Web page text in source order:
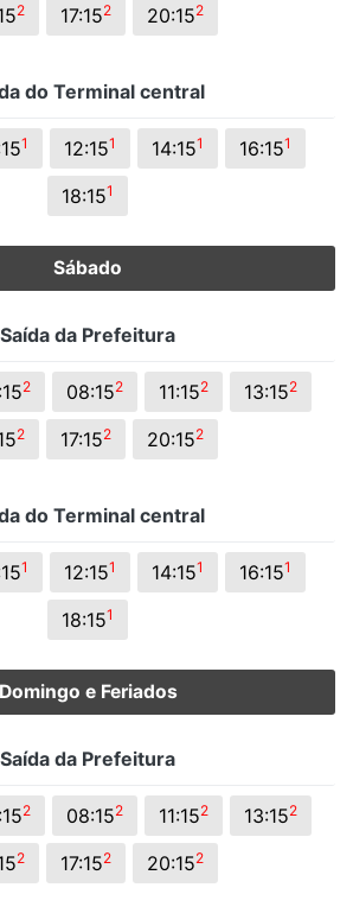
2 17:152 20:152
do Terminal central
1 12:151 14:151 16:151
18:151
Sábado
Saída da Prefeitura
2 08:152 11:152 13:152
2 17:152 20:152
do Terminal central
1 12:151 14:151 16:151
18:151
Domingo e Feriados
Saída da Prefeitura
2 08:152 11:152 13:152
2 17:152 20:152